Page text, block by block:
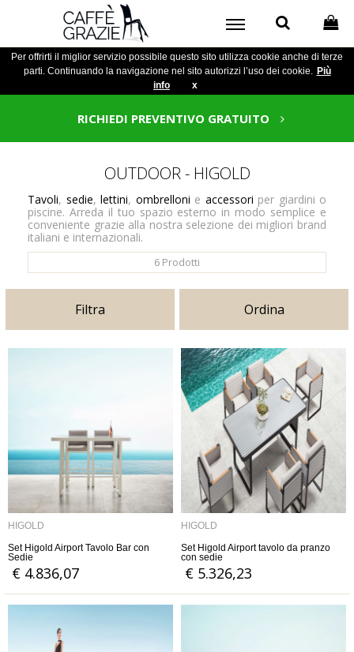
Per offrirti il miglior servizio possibile questo sito utilizza cookie anche di terze
parti. Continuando la navigazione nel sito autorizzi l’uso dei cookie. Più
info
x
RICHIEDI PREVENTIVO GRATUITO
OUTDOOR - HIGOLD
Tavoli, sedie, lettini, ombrelloni e accessori per giardini o
piscine. Arreda il tuo spazio esterno in modo semplice e
conveniente grazie alla nostra selezione dei migliori brand
italiani e internazionali.
6 Prodotti
Filtra Ordina
HIGOLD
Set Higold Airport Tavolo Bar con
Sedie
€ 4.836,07
HIGOLD
Set Higold Airport tavolo da pranzo
con sedie
€ 5.326,23